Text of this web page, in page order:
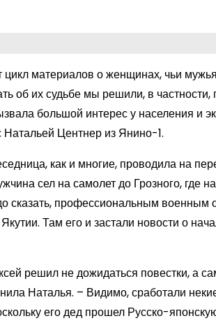
цикл материалов о женщинах, чьи
об их судьбе мы решили, в
большой интерес у населения и
Центнер из Янино-1.
как и многие, проводила на
сел на самолет до Грозного, где
сказать, профессиональным военным
Там его и застали новости о
решил не дожидаться повестки, а
Наталья. – Видимо, сработали
его дед прошел Русско-